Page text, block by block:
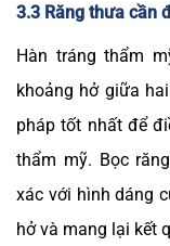
3.3 Răng thưa cần
Hàn tráng thẩm
khoảng hở giữa
pháp tốt nhất để
thẩm mỹ. Bọc
xác với hình dáng
hở và mang lại kết